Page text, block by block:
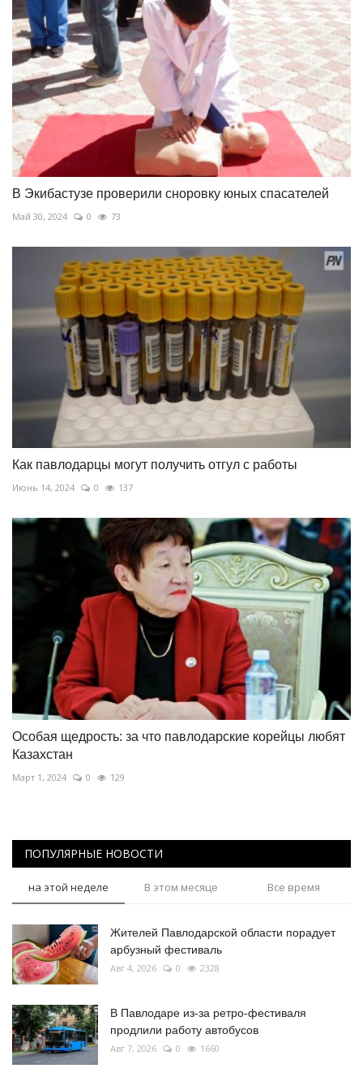
В Экибастузе проверили сноровку юных спасателей
Май 30, 2024 0 73
Как павлодарцы могут получить отгул с работы
Июнь 14, 2024 0 137
Особая щедрость: за что павлодарские корейцы любят
Казахстан
Март 1, 2024 0 129
ПОПУЛЯРНЫЕ НОВОСТИ
на этой неделе В этом месяце Все время
Жителей Павлодарской области порадует
арбузный фестиваль
Авг 4, 2026 0 2328
В Павлодаре из-за ретро-фестиваля
продлили работу автобусов
Авг 7, 2026 0 1660